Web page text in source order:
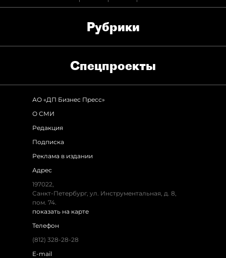
Рубрики
Спец­проекты
АО «ДП Бизнес Пресс»
О СМИ
Редакция
Подписка
Реклама в издании
Адрес
197022,
Санкт-Петербург, ул. Инструментальная, д. 8,
пом. 74.
показать на карте
Телефон
(812) 328-28-28
E-mail